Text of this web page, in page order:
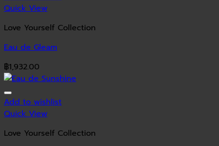
Quick View
Love Yourself Collection
Eau de Gleam
฿1,932.00
Add to wishlist
Quick View
Love Yourself Collection